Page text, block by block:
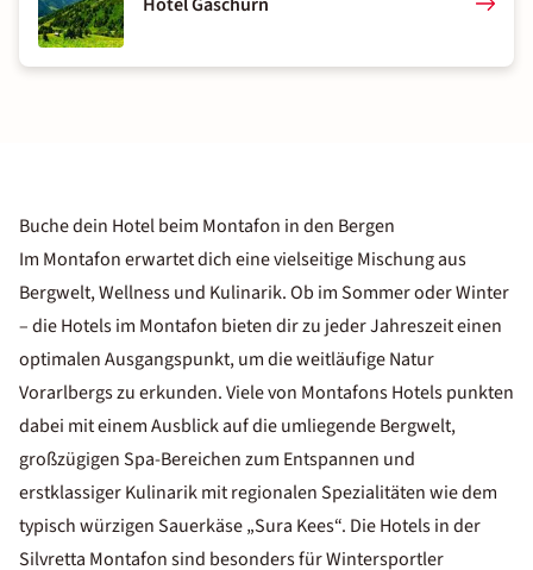
Buche dein Hotel beim Montafon in den Bergen
Im Montafon erwartet dich eine vielseitige Mischung aus
Bergwelt, Wellness und Kulinarik. Ob im Sommer oder Winter
– die Hotels im Montafon bieten dir zu jeder Jahreszeit einen
optimalen Ausgangspunkt, um die weitläufige Natur
Vorarlbergs zu erkunden. Viele von Montafons Hotels punkten
dabei mit einem Ausblick auf die umliegende Bergwelt,
großzügigen Spa-Bereichen zum Entspannen und
erstklassiger Kulinarik mit regionalen Spezialitäten wie dem
typisch würzigen Sauerkäse „Sura Kees“. Die Hotels in der
Silvretta Montafon sind besonders für Wintersportler